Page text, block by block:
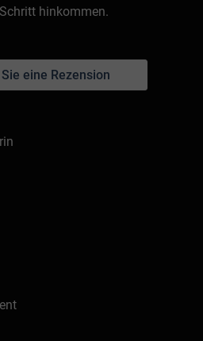
hinkommen.
eine Rezension